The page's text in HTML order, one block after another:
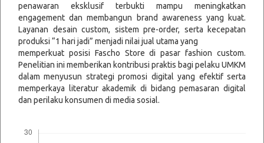
penawaran eksklusif terbukti mampu meningkatkan
engagement dan membangun brand awareness yang kuat.
Layanan desain custom, sistem pre-order, serta kecepatan
produksi “1 hari jadi” menjadi nilai jual utama yang
memperkuat posisi Fascho Store di pasar fashion custom.
Penelitian ini memberikan kontribusi praktis bagi pelaku UMKM
dalam menyusun strategi promosi digital yang efektif serta
memperkaya literatur akademik di bidang pemasaran digital
dan perilaku konsumen di media sosial.